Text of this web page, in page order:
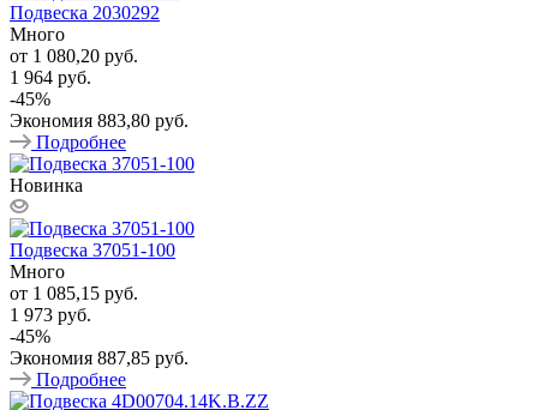
Подвеска 2030292
Много
от 1 080,20 руб.
1 964 руб.
-45%
Экономия 883,80 руб.
Подробнее
Новинка
Подвеска 37051-100
Много
от 1 085,15 руб.
1 973 руб.
-45%
Экономия 887,85 руб.
Подробнее